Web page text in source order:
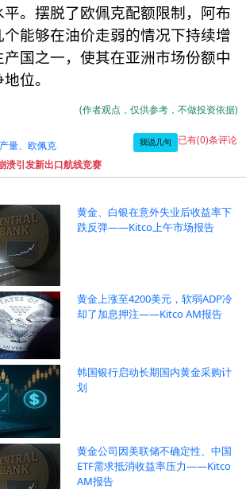
。摆脱了欧佩克配额限制，阿布
能够在油价走弱的情况下持续增
国之一，使其在亚洲市场份额中
位。
(作者观点，仅供参考，不做投资依据)
量、欧佩克 我说几句 已有(0)条评论
溃引发新出口航线竞赛
黄金、白银在意外失业后收益率下
跌反弹——Kitco上午市场报告
黄金上涨至4200美元，软弱ADP冷
却了加息押注——Kitco AM报告
韩国银行启动长期国内黄金采购计
划
黄金公司因美联储不确定性、中国
ETF需求抵消收益率压力——Kitco
AM报告